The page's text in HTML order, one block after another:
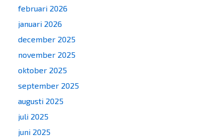
februari 2026
januari 2026
december 2025
november 2025
oktober 2025
september 2025
augusti 2025
juli 2025
juni 2025